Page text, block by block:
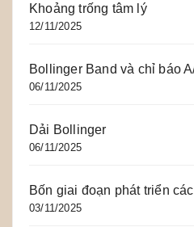
Khoảng trống tâm lý
12/11/2025
Bollinger Band và chỉ báo
06/11/2025
Dải Bollinger
06/11/2025
Bốn giai đoạn phát triển
03/11/2025